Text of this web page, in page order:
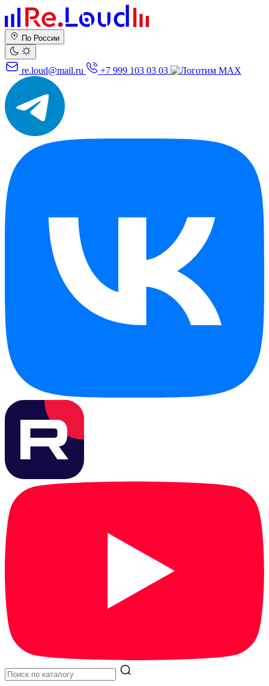
По России
re.loud@mail.ru +7 999 103 03 03